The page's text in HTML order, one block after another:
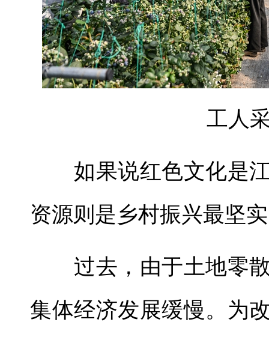
工人
如果说红色文化是江
资源则是乡村振兴最坚
过去，由于土地零散
集体经济发展缓慢。为